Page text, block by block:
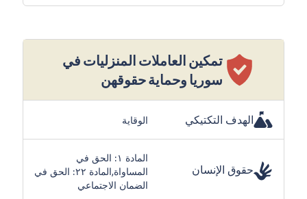
تمكين العاملات المنزليات في
سوريا وحماية حقوقهن
الهدف التكتيكي الوقاية
حقوق الإنسان
المادة ١: الحق في
المساواة,المادة ٢٢: الحق في
الضمان الاجتماعي